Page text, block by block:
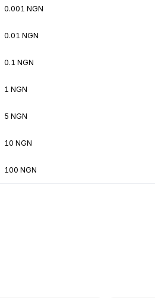
0.001 NGN
0.01 NGN
0.1 NGN
1 NGN
5 NGN
10 NGN
100 NGN